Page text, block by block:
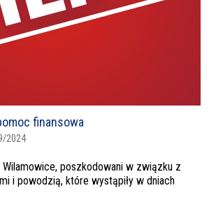
finansowa
2024
Wilamowice, poszkodowani w związku z
i powodzią, które wystąpiły w dniach